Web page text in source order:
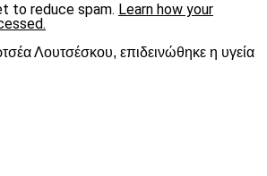
to reduce spam. Learn how your
Λουτσέσκου, επιδεινώθηκε η υγεία